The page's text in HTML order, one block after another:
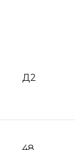
Д2